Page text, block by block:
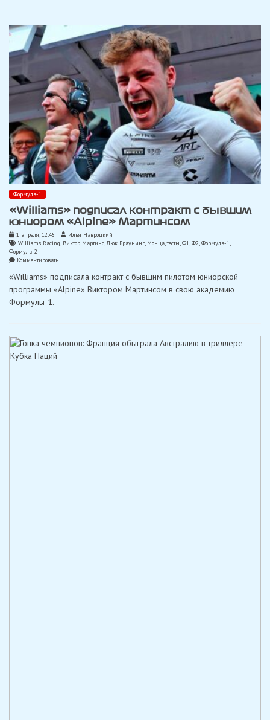
Формула-1
«Williams» подписал контракт с бывшим
юниором «Alpine» Мартинсом
1 апреля, 12:45
Илья Навроцкий
Williams Racing, Виктор Мартинс,Люк Браунинг, Монца,тесты,Ф1,Ф2,Формула-1
Формула-2
Комментироватьon
подписал
контракт
с
«Williams» подписала контракт с бывшим пилотом юниорской
программы «Alpine» Виктором Мартинсом в свою академию
Формулы-1.